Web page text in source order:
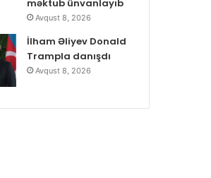
məktub ünvanlayıb
Avqust 8, 2026
İlham Əliyev Donald
Trampla danışdı
Avqust 8, 2026